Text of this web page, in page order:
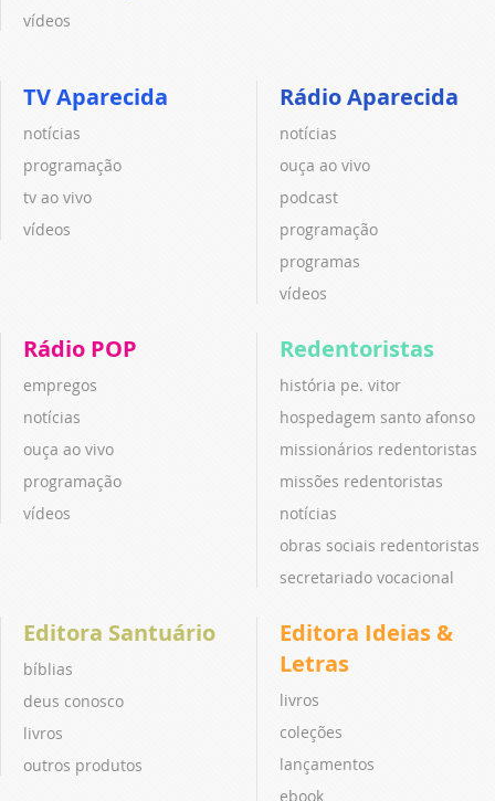
vídeos
TV Aparecida
notícias
programação
tv ao vivo
vídeos
Rádio Aparecida
notícias
ouça ao vivo
podcast
programação
programas
vídeos
Rádio POP
empregos
notícias
ouça ao vivo
programação
vídeos
Redentoristas
história pe. vitor
hospedagem santo afonso
missionários redentoristas
missões redentoristas
notícias
obras sociais redentoristas
secretariado vocacional
Editora Santuário
bíblias
deus conosco
livros
outros produtos
Editora Ideias &
Letras
livros
coleções
lançamentos
ebook